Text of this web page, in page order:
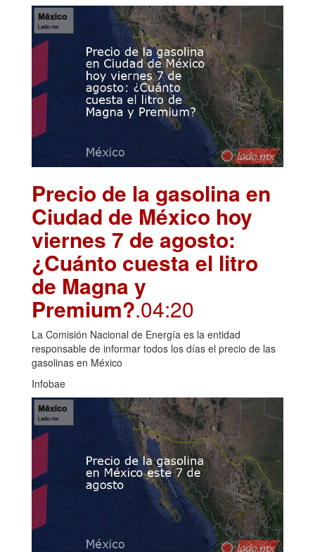
Precio de la gasolina en
Ciudad de México hoy
viernes 7 de agosto:
¿Cuánto cuesta el litro
de Magna y
Premium?.04:20
La Comisión Nacional de Energía es la entidad
responsable de informar todos los días el precio de las
gasolinas en México
Infobae